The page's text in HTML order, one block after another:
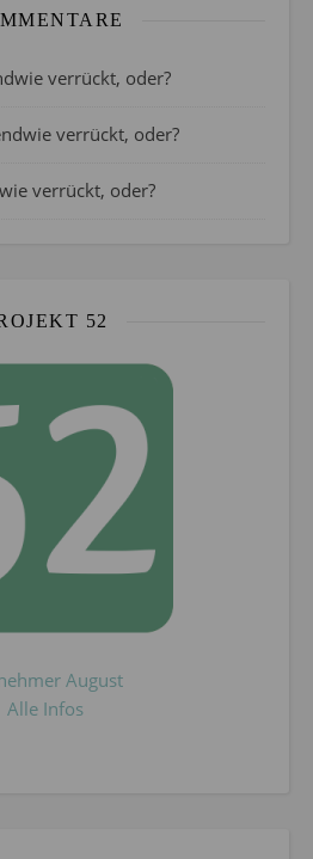
verrückt, oder?
verrückt, oder?
verrückt, oder?
52
August
Alle Infos